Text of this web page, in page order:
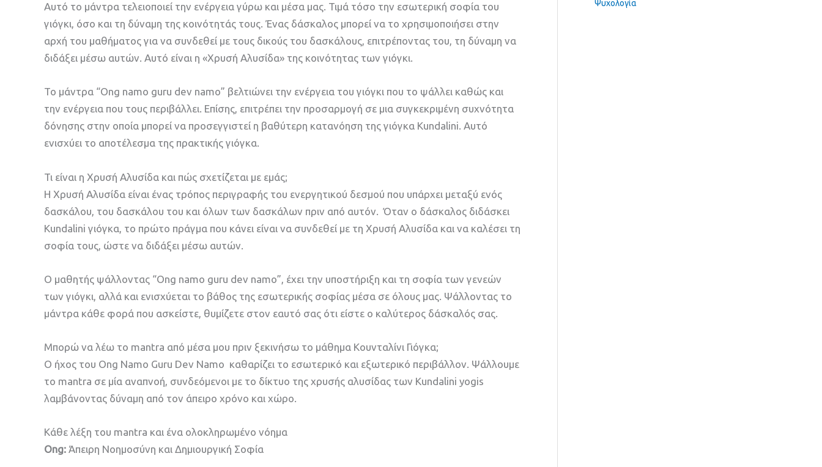
Αυτό το μάντρα τελειοποιεί την ενέργεια γύρω και μέσα μας. Τιμά τόσο την εσωτερική σοφία του
γιόγκι, όσο και τη δύναμη της κοινότητάς τους. Ένας δάσκαλος μπορεί να το χρησιμοποιήσει στην
αρχή του μαθήματος για να συνδεθεί με τους δικούς του δασκάλους, επιτρέποντας του, τη δύναμη να
διδάξει μέσω αυτών. Αυτό είναι η «Χρυσή Αλυσίδα» της κοινότητας των γιόγκι.
Το μάντρα “Ong namo guru dev namo” βελτιώνει την ενέργεια του γιόγκι που το ψάλλει καθώς και
την ενέργεια που τους περιβάλλει. Επίσης, επιτρέπει την προσαρμογή σε μια συγκεκριμένη συχνότητα
δόνησης στην οποία μπορεί να προσεγγιστεί η βαθύτερη κατανόηση της γιόγκα Kundalini. Αυτό
ενισχύει το αποτέλεσμα της πρακτικής γιόγκα.
Τι είναι η Χρυσή Αλυσίδα και πώς σχετίζεται με εμάς;
Η Χρυσή Αλυσίδα είναι ένας τρόπος περιγραφής του ενεργητικού δεσμού που υπάρχει μεταξύ ενός
δασκάλου, του δασκάλου του και όλων των δασκάλων πριν από αυτόν. Όταν ο δάσκαλος διδάσκει
Kundalini γιόγκα, το πρώτο πράγμα που κάνει είναι να συνδεθεί με τη Χρυσή Αλυσίδα και να καλέσει τη
σοφία τους, ώστε να διδάξει μέσω αυτών.
Ο μαθητής ψάλλοντας “Ong namo guru dev namo”, έχει την υποστήριξη και τη σοφία των γενεών
των γιόγκι, αλλά και ενισχύεται το βάθος της εσωτερικής σοφίας μέσα σε όλους μας. Ψάλλοντας το
μάντρα κάθε φορά που ασκείστε, θυμίζετε στον εαυτό σας ότι είστε ο καλύτερος δάσκαλός σας.
Μπορώ να λέω το mantra από μέσα μου πριν ξεκινήσω το μάθημα Κουνταλίνι Γιόγκα;
Ο ήχος του Ong Namo Guru Dev Namo καθαρίζει το εσωτερικό και εξωτερικό περιβάλλον. Ψάλλουμε
το mantra σε μία αναπνοή, συνδεόμενοι με το δίκτυο της χρυσής αλυσίδας των Kundalini yogis
λαμβάνοντας δύναμη από τον άπειρο χρόνο και χώρο.
Κάθε λέξη του mantra και ένα ολοκληρωμένο νόημα
Ong: Άπειρη Νοημοσύνη και Δημιουργική Σοφία
Ψυχολογία